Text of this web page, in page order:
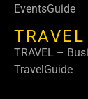
EventsGuide
TRAVEL
TRAVEL –
TravelGuide